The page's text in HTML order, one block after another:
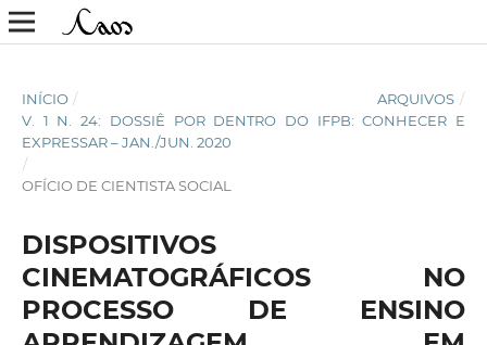
INÍCIO / ARQUIVOS /
V. 1 N. 24: DOSSIÊ POR DENTRO DO IFPB: CONHECER E
EXPRESSAR – JAN./JUN. 2020
/
OFÍCIO DE CIENTISTA SOCIAL
DISPOSITIVOS
CINEMATOGRÁFICOS NO
PROCESSO DE ENSINO